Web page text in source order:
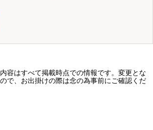
容はすべて掲載時点での情報です。変更とな
で、お出掛けの際は念の為事前にご確認くだ